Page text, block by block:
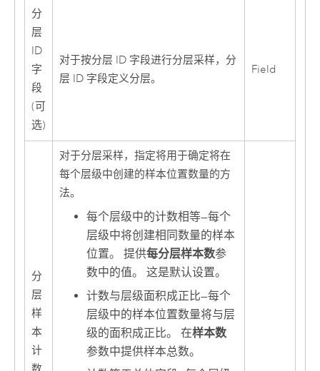
分
层
ID
字
段
(可
选)
对于按分层 ID 字段进行分层采样，分
层 ID 字段定义分层。
Field
分
层
样
本
计
对于分层采样，指定将用于确定将在
每个层级中创建的样本位置数量的方
法。
每个层级中的计数相等—每个
层级中将创建相同数量的样本
位置。 提供每分层样本数参
数中的值。 这是默认设置。
计数与层级面积成正比—每个
层级中的样本位置数量将与层
级的面积成正比。 在样本数
参数中提供样本总数。